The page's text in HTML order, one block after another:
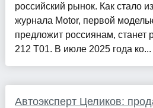
российский рынок. Как стало
журнала Motor, первой
предложит россиянам,
212 Т01. В июле 2025 года ко...
Автоэксперт Целиков: